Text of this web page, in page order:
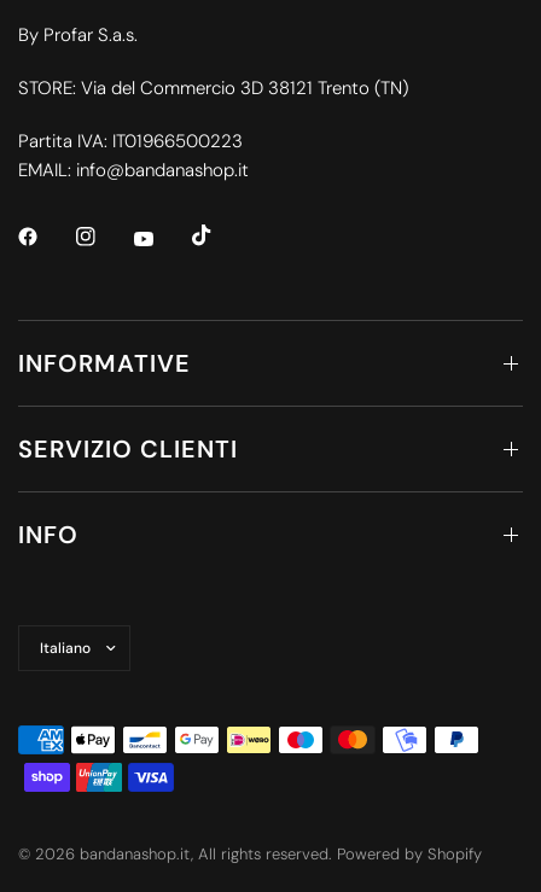
By Profar S.a.s.
STORE: Via del Commercio 3D 38121 Trento (TN)
Partita IVA: IT01966500223
EMAIL: info@bandanashop.it
INFORMATIVE
SERVIZIO CLIENTI
INFO
paese/area
© 2026 bandanashop.it, All rights reserved. Powered by Shopify